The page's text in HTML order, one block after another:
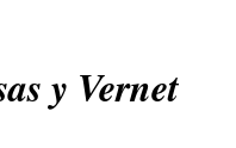
y Vernet